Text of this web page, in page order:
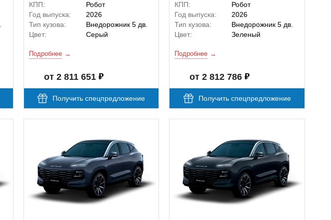
КПП:
Робот
Год выпуска:
2026
Тип кузова:
Внедорожник 5 дв.
Цвет:
Серый
Подробнее
от 2 811 651
Получить спецпредложение
КПП:
Робот
Год выпуска:
2026
Тип кузова:
Внедорожник 5 дв.
Цвет:
Зеленый
Подробнее
от 2 812 786
Получить спецпредложение